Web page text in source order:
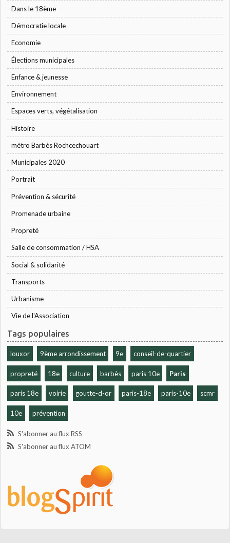
Dans le 18ème
Démocratie locale
Economie
Élections municipales
Enfance & jeunesse
Environnement
Espaces verts, végétalisation
Histoire
métro Barbès Rochcechouart
Municipales 2020
Portrait
Prévention & sécurité
Promenade urbaine
Propreté
Salle de consommation / HSA
Social & solidarité
Transports
Urbanisme
Vie de l'Association
Tags populaires
louxor 9ème arrondissement 9e conseil-de-quartier
propreté 18e culture barbès paris 10e Paris
paris 18e voirie goutte-d-or paris-18e paris-10e scmr
10e prévention
S'abonner au flux RSS
S'abonner au flux ATOM